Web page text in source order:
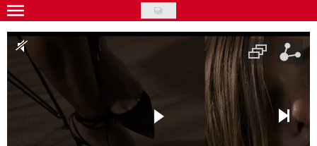
Skip
to
main
content
Gwiazdy
Ludzie
Moda